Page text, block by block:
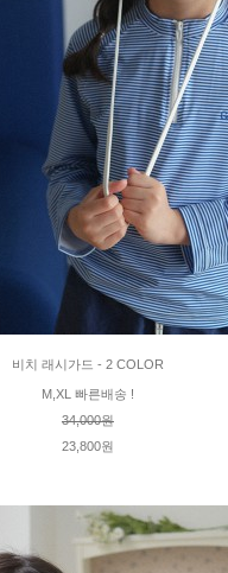
비치 래시가드 - 2 COLOR
M,XL 빠른배송 !
34,000원
23,800원